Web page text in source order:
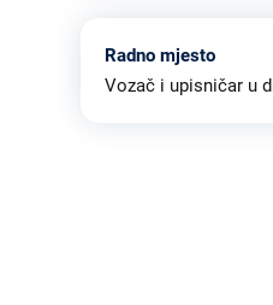
Radno mjesto
Vozač i upisničar u